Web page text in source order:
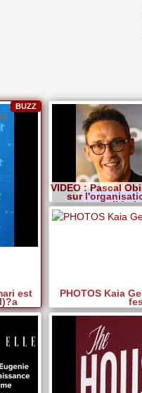
est
BUZZ
VIDEO : Pascal
sur
PHOTOS Kaia